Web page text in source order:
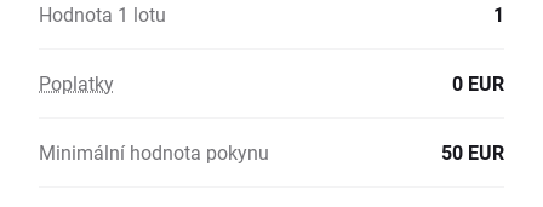
Hodnota 1 lotu 1
Poplatky 0 EUR
Minimální hodnota pokynu 50 EUR